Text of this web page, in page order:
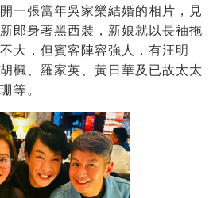
一張當年吳家樂結婚的相片，見
郎身著黑西裝，新娘就以長袖拖
大，但賓客陣容強人，有汪明
楓、羅家英、黃日華及已故太太
等。